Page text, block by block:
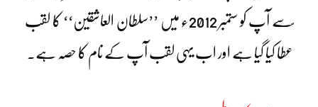
ؐسے آپ کو ستمبر 2012ء میں ’’سلطان العاشقین‘‘ کا لقب
عطا کیا گیا ہے اور اب یہی لقب آپ کے نام کا حصہ ہے۔